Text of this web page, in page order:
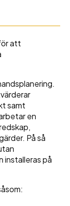
att
samt
en
På så
installeras på